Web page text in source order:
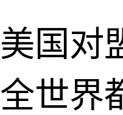
美国对
全世界